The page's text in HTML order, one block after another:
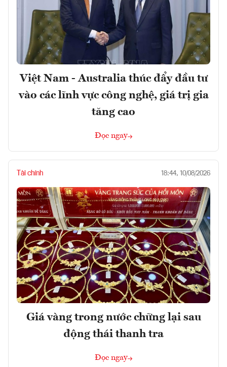
Việt Nam - Australia thúc đẩy đầu tư
vào các lĩnh vực công nghệ, giá trị gia
tăng cao
Đọc ngay
Tài chính 18:44, 10/08/2026
Giá vàng trong nước chững lại sau
động thái thanh tra
Đọc ngay